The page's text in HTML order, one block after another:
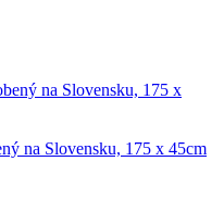
na Slovensku, 175 x 45cm